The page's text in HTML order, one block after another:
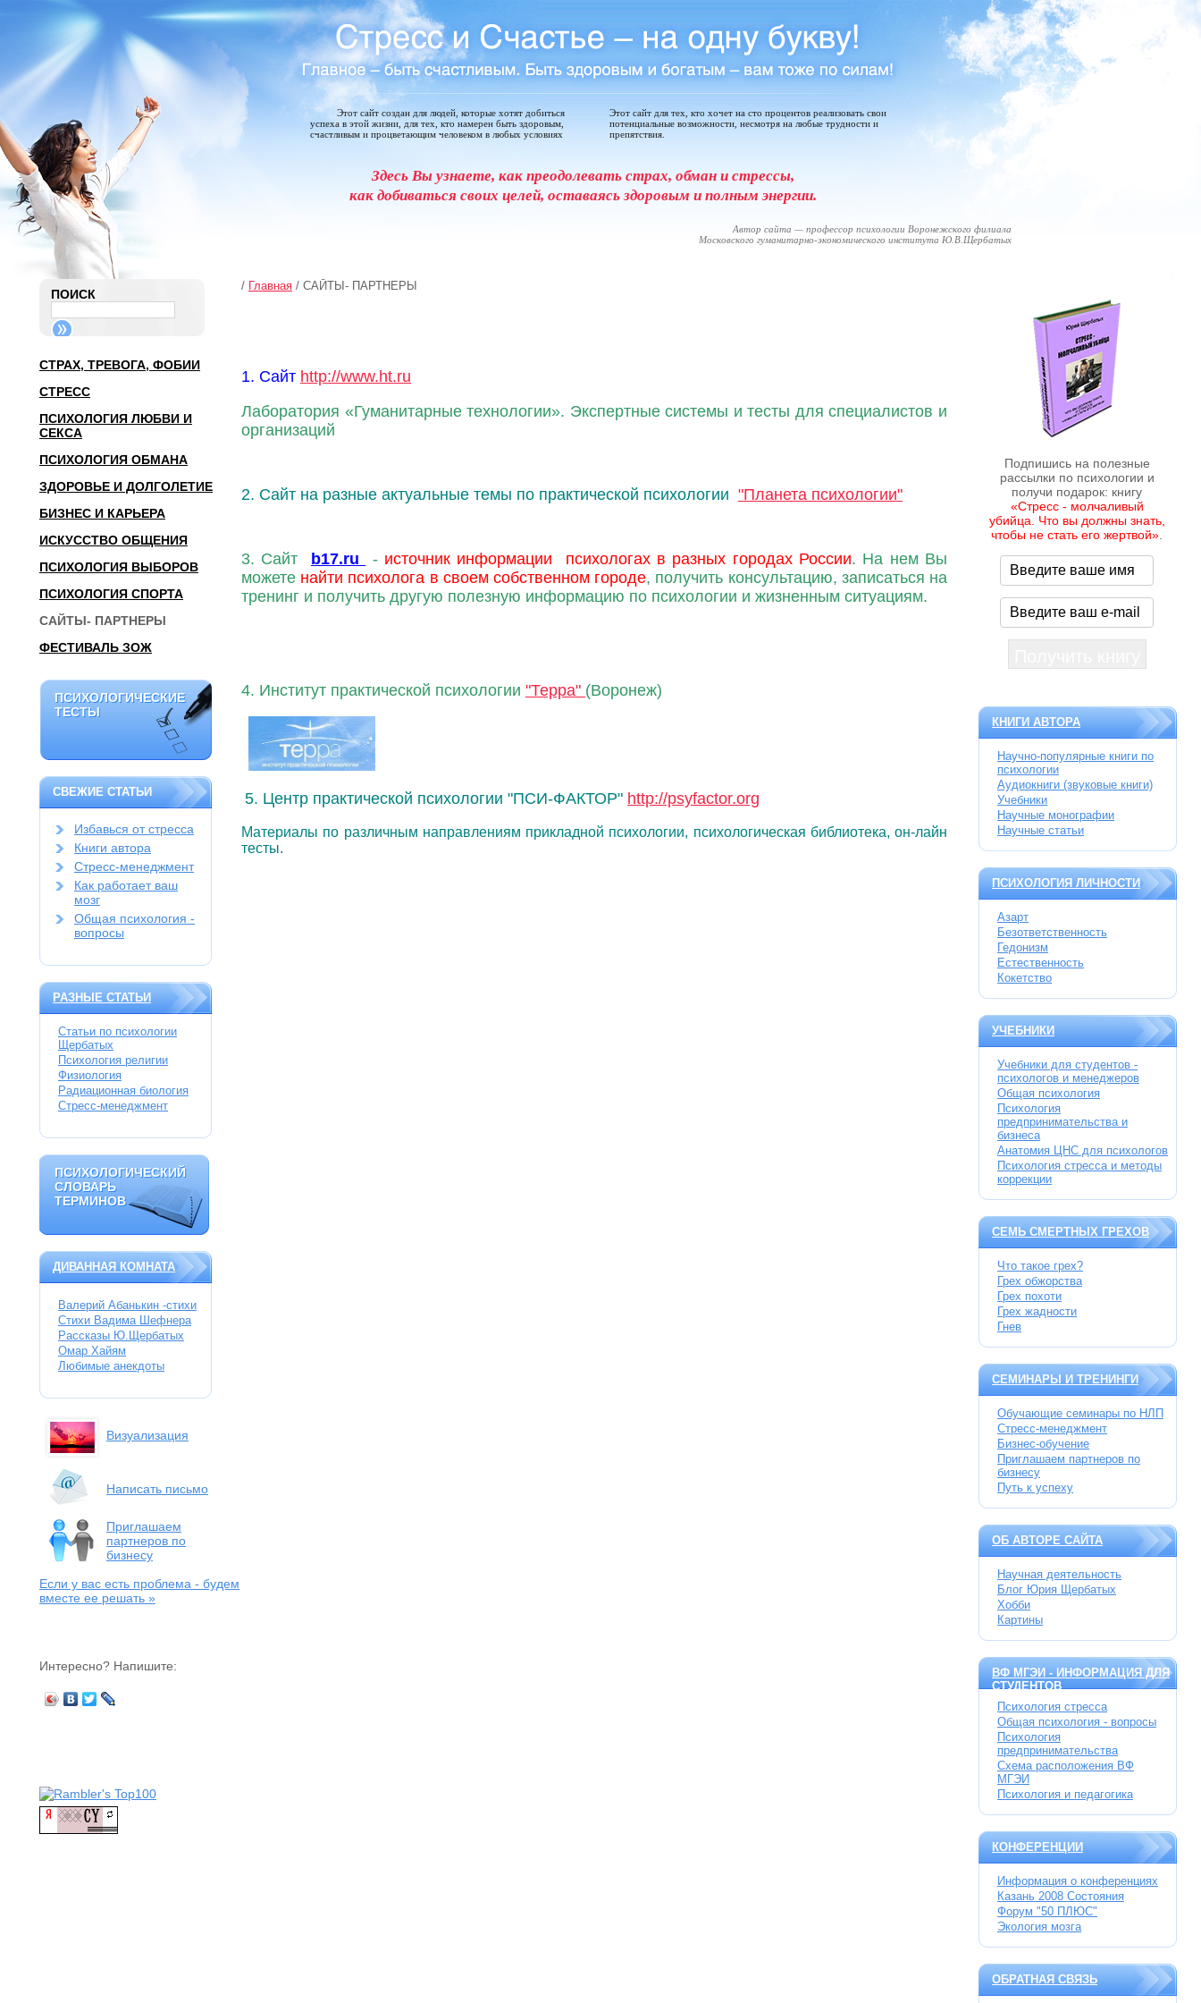
Этот сайт создан для людей, которые хотят добиться
успеха в этой жизни, для тех, кто намерен быть здоровым,
счастливым и процветающим человеком в любых условиях
Этот сайт для тех, кто хочет на сто процентов реализовать свои
потенциальные возможности, несмотря на любые трудности и
препятствия.
Здесь Вы узнаете, как преодолевать страх, обман и стрессы,
как добиваться своих целей, оставаясь здоровым и полным энергии.
Автор сайта — профессор психологии Воронежского филиала
Московского гуманитарно-экономического института Ю.В.Щербатых
ПОИСК
СТРАХ, ТРЕВОГА, ФОБИИ
СТРЕСС
ПСИХОЛОГИЯ ЛЮБВИ И
СЕКСА
ПСИХОЛОГИЯ ОБМАНА
ЗДОРОВЬЕ И ДОЛГОЛЕТИЕ
БИЗНЕС И КАРЬЕРА
ИСКУССТВО ОБЩЕНИЯ
ПСИХОЛОГИЯ ВЫБОРОВ
ПСИХОЛОГИЯ СПОРТА
САЙТЫ- ПАРТНЕРЫ
ФЕСТИВАЛЬ ЗОЖ
ПСИХОЛОГИЧЕСКИЕ
ТЕСТЫ
ПСИХОЛОГИЧЕСКИЕ
ТЕСТЫ
СВЕЖИЕ СТАТЬИ
Избавься от стресса
Книги автора
Стресс-менеджмент
Как работает ваш
мозг
Общая психология -
вопросы
РАЗНЫЕ СТАТЬИ
Статьи по психологии
Щербатых
Психология религии
Физиология
Радиационная биология
Стресс-менеджмент
ПСИХОЛОГИЧЕСКИЙ
СЛОВАРЬ
ТЕРМИНОВ
ПСИХОЛОГИЧЕСКИЙ
СЛОВАРЬ
ТЕРМИНОВ
ДИВАННАЯ КОМНАТА
Валерий Абанькин -стихи
Стихи Вадима Шефнера
Рассказы Ю.Щербатых
Омар Хайям
Любимые анекдоты
Визуализация
Написать письмо
Приглашаем
партнеров по
бизнесу
Если у вас есть проблема - будем
вместе ее решать »
Интересно? Напишите:
/ Главная / САЙТЫ- ПАРТНЕРЫ
1. Сайт http://www.ht.ru
Лаборатория «Гуманитарные технологии». Экспертные системы и тесты для специалистов и
организаций
2. Сайт на разные актуальные темы по практической психологии "Планета психологии"
3. Сайт b17.ru - источник информации психологах в разных городах России. На нем Вы
можете найти психолога в своем собственном городе, получить консультацию, записаться на
тренинг и получить другую полезную информацию по психологии и жизненным ситуациям.
4. Институт практической психологии "Терра" (Воронеж)
5. Центр практической психологии "ПСИ-ФАКТОР" http://psyfactor.org
Материалы по различным направлениям прикладной психологии, психологическая библиотека, он-лайн
тесты.
Подпишись на полезные
рассылки по психологии и
получи подарок: книгу
«Стресс - молчаливый
убийца. Что вы должны знать,
чтобы не стать его жертвой»
КНИГИ АВТОРА
Научно-популярные книги по
психологии
Аудиокниги (звуковые книги)
Учебники
Научные монографии
Научные статьи
ПСИХОЛОГИЯ ЛИЧНОСТИ
Азарт
Безответственность
Гедонизм
Естественность
Кокетство
УЧЕБНИКИ
Учебники для студентов -
психологов и менеджеров
Общая психология
Психология
предпринимательства и
бизнеса
Анатомия ЦНС для психологов
Психология стресса и методы
коррекции
СЕМЬ СМЕРТНЫХ ГРЕХОВ
Что такое грех?
Грех обжорства
Грех похоти
Грех жадности
Гнев
СЕМИНАРЫ И ТРЕНИНГИ
Обучающие семинары по НЛП
Стресс-менеджмент
Бизнес-обучение
Приглашаем партнеров по
бизнесу
Путь к успеху
ОБ АВТОРЕ САЙТА
Научная деятельность
Блог Юрия Щербатых
Хобби
Картины
ВФ МГЭИ - ИНФОРМАЦИЯ ДЛЯ
СТУДЕНТОВ
Психология стресса
Общая психология - вопросы
Психология
предпринимательства
Схема расположения ВФ
МГЭИ
Психология и педагогика
КОНФЕРЕНЦИИ
Информация о конференциях
Казань 2008 Состояния
Форум "50 ПЛЮС"
Экология мозга
ОБРАТНАЯ СВЯЗЬ